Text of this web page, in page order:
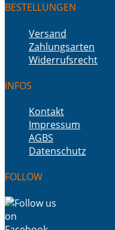
BESTELLUNGEN
Versand
Zahlungsarten
Widerrufsrecht
INFOS
Kontakt
Impressum
AGBS
Datenschutz
FOLLOW